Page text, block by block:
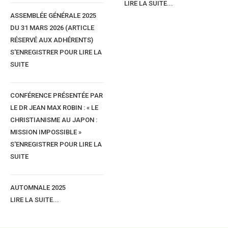
ASSEMBLÉE GÉNÉRALE 2025
DU 31 MARS 2026 (ARTICLE
RÉSERVÉ AUX ADHÉRENTS)
S'ENREGISTRER POUR LIRE LA
SUITE
CONFÉRENCE PRÉSENTÉE PAR
LE DR JEAN MAX ROBIN : « LE
CHRISTIANISME AU JAPON :
MISSION IMPOSSIBLE »
S'ENREGISTRER POUR LIRE LA
SUITE
AUTOMNALE 2025
LIRE LA SUITE...
LIRE LA SUITE...
Rew nahuk njegu
1) 0 tew'o Abox
La femme chienne (qui aboie : parle trop mais te reste fidèle).